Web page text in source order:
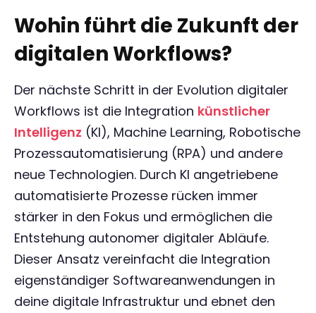
Wohin führt die Zukunft der
digitalen Workflows?
Der nächste Schritt in der Evolution digitaler
Workflows ist die Integration künstlicher
Intelligenz (KI), Machine Learning, Robotische
Prozessautomatisierung (RPA) und andere
neue Technologien. Durch KI angetriebene
automatisierte Prozesse rücken immer
stärker in den Fokus und ermöglichen die
Entstehung autonomer digitaler Abläufe.
Dieser Ansatz vereinfacht die Integration
eigenständiger Softwareanwendungen in
deine digitale Infrastruktur und ebnet den